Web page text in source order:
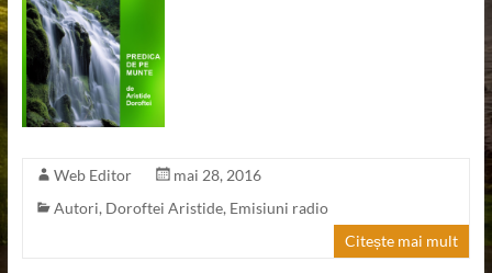
Web Editor
mai 28, 2016
Autori, Doroftei Aristide, Emisiuni radio
Citește mai mult